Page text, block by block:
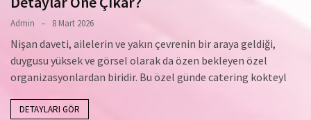
Admin 8 Mart 2026
Nişan daveti, ailelerin ve yakın çevrenin bir araya geldiği,
duygusu yüksek ve görsel olarak da özen bekleyen özel
organizasyonlardan biridir. Bu özel günde catering kokteyl
DETAYLARI GÖR